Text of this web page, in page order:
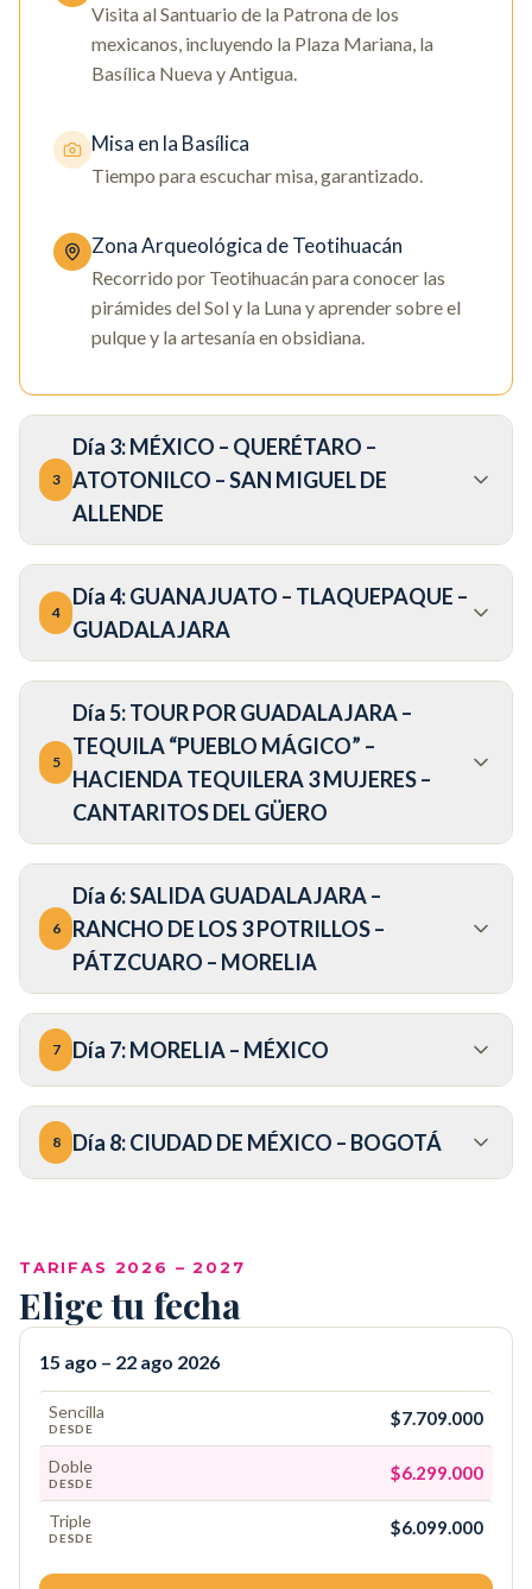
Visita al Santuario de la Patrona de los
mexicanos, incluyendo la Plaza Mariana, la
Basílica Nueva y Antigua.
Misa en la Basílica
Tiempo para escuchar misa, garantizado.
Zona Arqueológica de Teotihuacán
Recorrido por Teotihuacán para conocer las
pirámides del Sol y la Luna y aprender sobre el
pulque y la artesanía en obsidiana.
3
Día 3:MÉXICO – QUERÉTARO –
ATOTONILCO – SAN MIGUEL DE
ALLENDE
4
Día4:GUANAJUATO – TLAQUEPAQUE –
GUADALAJARA
5
Día5:TOUR POR GUADALAJARA –
TEQUILA “PUEBLO MÁGICO” –
HACIENDA TEQUILERA 3 MUJERES –
CANTARITOS DEL GÜERO
6
Día 6:SALIDA GUADALAJARA –
RANCHO DE LOS 3 POTRILLOS –
PÁTZCUARO – MORELIA
7 Día 7:MORELIA – MÉXICO
8 Día 8:CIUDAD DE MÉXICO – BOGOTÁ
TARIFAS 2026 – 2027
Elige tu fecha
15 ago – 22 ago 2026
Sencilla
DESDE $7.709.000
Doble
DESDE $6.299.000
Triple
DESDE $6.099.000
COP